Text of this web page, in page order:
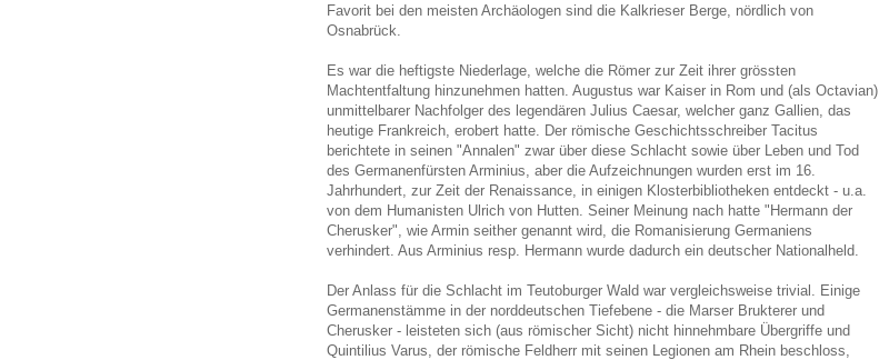
Favorit bei den meisten Archäologen sind die Kalkrieser Berge, nördlich von
Osnabrück.
Es war die heftigste Niederlage, welche die Römer zur Zeit ihrer grössten
Machtentfaltung hinzunehmen hatten. Augustus war Kaiser in Rom und (als Octavian)
unmittelbarer Nachfolger des legendären Julius Caesar, welcher ganz Gallien, das
heutige Frankreich, erobert hatte. Der römische Geschichtsschreiber Tacitus
berichtete in seinen "Annalen" zwar über diese Schlacht sowie über Leben und Tod
des Germanenfürsten Arminius, aber die Aufzeichnungen wurden erst im 16.
Jahrhundert, zur Zeit der Renaissance, in einigen Klosterbibliotheken entdeckt - u.a.
von dem Humanisten Ulrich von Hutten. Seiner Meinung nach hatte "Hermann der
Cherusker", wie Armin seither genannt wird, die Romanisierung Germaniens
verhindert. Aus Arminius resp. Hermann wurde dadurch ein deutscher Nationalheld.
Der Anlass für die Schlacht im Teutoburger Wald war vergleichsweise trivial. Einige
Germanenstämme in der norddeutschen Tiefebene - die Marser Brukterer und
Cherusker - leisteten sich (aus römischer Sicht) nicht hinnehmbare Übergriffe und
Quintilius Varus, der römische Feldherr mit seinen Legionen am Rhein beschloss,